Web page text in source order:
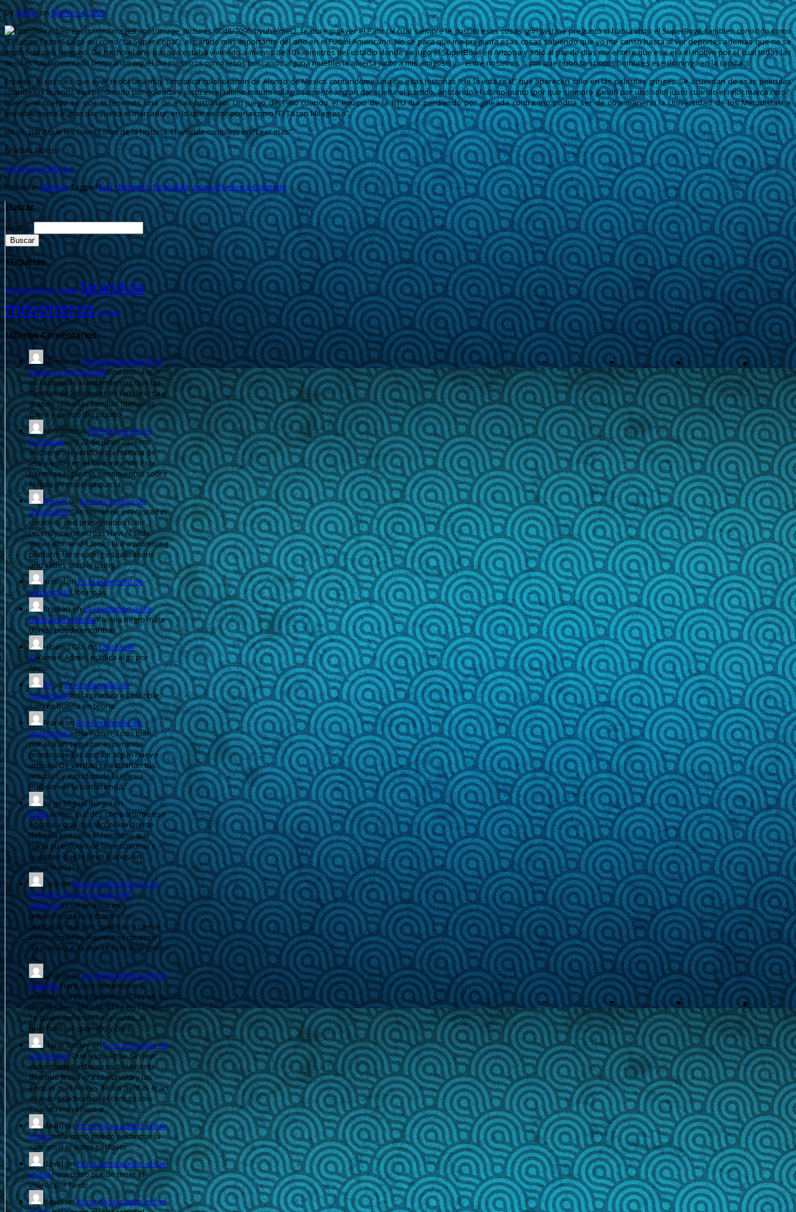
Byadmin onfebrero 4, 2009
Ayer el Pato (al cual siempre le gustan esas cosas gringas) me pregunto si habia visto el SuperBowl, tambien conocido como
“El Super Tazon” (algo asi como “La Super Copa”), el partido mas importante del año en el Futbol Americano. No se para que me pregunta esas cosas sabiendo que yo me canso hasta al ver deportes ademas que no se
mucho de casi ninguno. De hecho el año pasado estaba viviendo a menos de 10 kilometros del estadio donde se jugo el SuperBowl en Arizona y solo al par de dias me entere que ese era el motivo por el cual todas las
tiendas habian cerrado tempranito aquel dia (nosotros como lesos buscando alguna muebleria abierta junto a mis amigos!!) y… entre nosotros…. por que hubo tan pocos hombres ese domingo en la capilla ;).
Eniwais, el caso es que ayer recibi una muy simpatica colaboracion de Alonso de Mexico contandome una de esas historias “de la vida real” que aparecen solo en las peliculas gringas. Se acuerdan de esas peliculas
cuando los buenos van perdiendo por goleada y justo en el ultimo minuto milagrosamente logran dar vuelta el partido, anotando el ultimo punto (por que siempre ganan por uno solo) justo cuando el reloj marca cero?.
Bueno, el cuento es que si tenemos una de esas historias!. Un juego de 1980 cuando el equipo de la BYU iba perdiendo por goleada contra (no podria ser de otra manera) la Universidad de los Metodistas! e
increiblemente logran dar vuelta el marcador, en lo que se conoceria como “El Tazon Milagroso”.
Ok ok, para que les cuento mas de la historia. El articulo completo en “Leer mas”.
Gracias Alonso!
Continue reading»
Posted inNoticiasTaggedbyu,deportes,farandula,popsud Leave a Comment
Buscar
Buscar:
Etiquetas
Autosuficiencia chantas farandula
misioneros policial
Ultimos Comentarios
AlbertoonSkousen discurso 2: El
Camino a la DivinidadUna teoría que
es razonable si entendemos que las
familias de los dioses es tan diversa y
grande como las familias humanas
fuera y dentro del mundo
Anónimo onReferencia de las
EscriturasHoy 22 de junio 2026 me
encuentro leyendo esta historia de
lehi y estoy en el faro mirando Este
hermoso lugar mis sentimientos sobre
el libro de mormón que la
Havi AIonEs el evangelio de
izquierdas?"As someone interested in
creativity and presentation tools, I
recently came across Havi AI slide
generator, and it looks like a promising
platform for creating visualisations
and slides quickly using
antilolonEs el evangelio de
izquierdas?Llora más
CristianonLa revelacion de la
piedra del vidente.Karelia negro mate
donde puedo encontrar
Hipolito Glz.oncasi casi!!!
:DVamos, Admin, publica algo por
favor!.
lolonEs el evangelio de
izquierdas?En la practica es horrible,
solo es buena en teoria.
FrankonEs el evangelio de
izquierdas?Hola Admin, Todo bien?,
por acá un seguidor esperando
pronto puedas escribir algún nuevo
artículo. De verdad se extrañan tus
artículos y estudios de la iglesia.
Pudiste ver la conferencia,
Jorge Miguel Burguion
Indexadmin, puedes compartirme esa
escritura que dijo McConkie donde
deberia buscarla el hermano que
hacia su estudio de las escrituras y
que creo que le llevo 4 años en
encontrarla?
L v s onSkousen Discurso 1: Los
bloques de construcción del
universoEs un análisis muy
provechoso Encontrarme con
personas que ven , piensan y siente
como yo siento. Aquieta mi corazón y
da mas luz a mi mente Este evangelio
es
IgnacioonLos primogénitos de los
egipcios.Haré otro comentario. El
pueblo hebreo interpretó a Dios en su
propio favor, pero la Biblia en bloque
¿a quién defiende? A la viuda, al
huérfano, al oprimido y Dios
Mario GodoyonEs el evangelio de
izquierdas?Que lindo tema. Sin leer
comentarios anteriores, solamente
diré que Jesús era comunista y las
épocas mas felices de los nefitas eran
cuando practicaban el comunismo.
Cuando me refiero a
davidonYo no fui su padre, el fue
el mio.hola como puedo encontrar la
cancion o el video porfavor
davidonYo no fui su padre, el fue
el mio.hola como puede tener el
video? por favor
davidonYo no fui su padre, el fue